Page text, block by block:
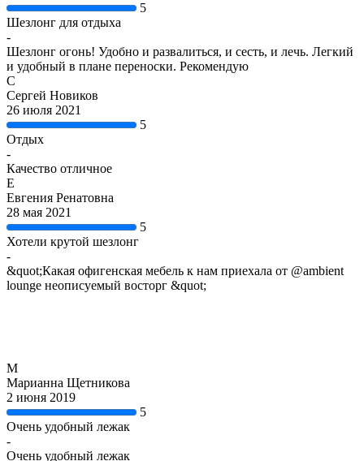
5
Шезлонг для отдыха
-
Шезлонг огонь! Удобно и развалиться, и сесть, и лечь. Легкий
и удобный в плане переноски. Рекомендую
С
Сергей Новиков
26 июля 2021
5
Отдых
-
Качество отличное
Е
Евгения Ренатовна
28 мая 2021
5
Хотели крутой шезлонг
-
&quot;Какая офигенская мебель к нам приехала от @ambient
lounge неописуемый восторг &quot;
М
Марианна Щетникова
2 июня 2019
5
Очень удобный лежак
-
Очень удобный лежак